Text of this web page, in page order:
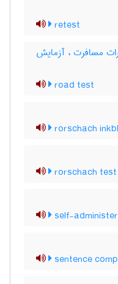
retest
مسافرت ، آزمایش
road test
rorschach
rorschach test
self-
sentence